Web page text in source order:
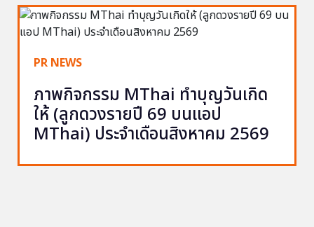
PR NEWS
ภาพกิจกรรม MThai ทำบุญวันเกิด
ให้ (ลูกดวงรายปี 69 บนแอป
MThai) ประจำเดือนสิงหาคม 2569